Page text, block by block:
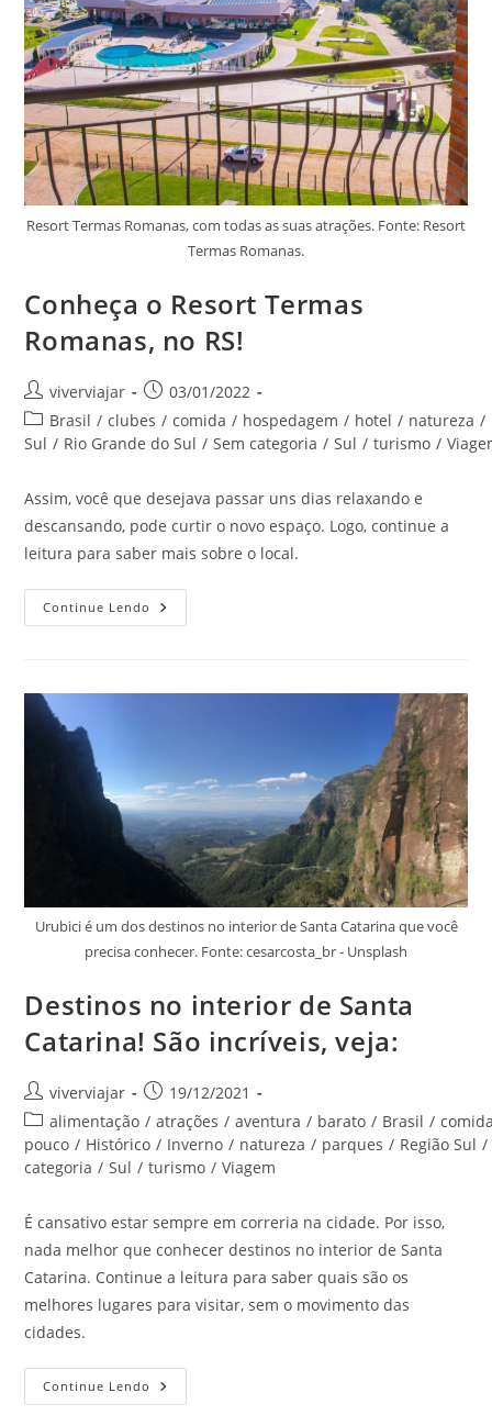
Resort Termas Romanas, com todas as suas atrações. Fonte: Resort
Termas Romanas.
Conheça o Resort Termas
Romanas, no RS!
Autor
do
post:
viverviajar
Post
publicado:
03/01/2022
Categoria
do
Brasil / clubes / comida / hospedagem / hotel / natureza /
Sul / Rio Grande do Sul / Sem categoria / Sul / turismo /
Assim, você que desejava passar uns dias relaxando e
descansando, pode curtir o novo espaço. Logo, continue a
leitura para saber mais sobre o local.
Continue Lendo Conheça
O
RS!
Urubici é um dos destinos no interior de Santa Catarina que você
precisa conhecer. Fonte: cesarcosta_br - Unsplash
Destinos no interior de Santa
Catarina! São incríveis, veja:
Autor
do
post:
viverviajar
Post
publicado:
19/12/2021
Categoria
do
post:
alimentação / atrações / aventura / barato / Brasil /
pouco / Histórico / Inverno / natureza / parques / Região Sul /
categoria / Sul / turismo / Viagem
É cansativo estar sempre em correria na cidade. Por isso,
nada melhor que conhecer destinos no interior de Santa
Catarina. Continue a leitura para saber quais são os
melhores lugares para visitar, sem o movimento das
cidades.
Continue Lendo Destinos
No